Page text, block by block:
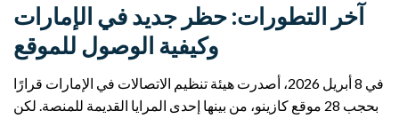
آخر التطورات: حظر جديد في الإمارات
وكيفية الوصول للموقع
في 8 أبريل 2026، أصدرت هيئة تنظيم الاتصالات في الإمارات قرارًا
بحجب 28 موقع كازينو، من بينها إحدى المرايا القديمة للمنصة. لكن